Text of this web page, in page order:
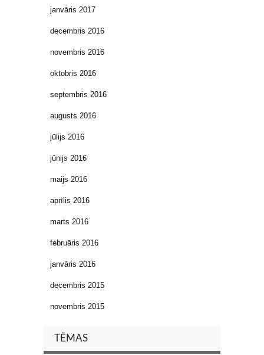
janvāris 2017
decembris 2016
novembris 2016
oktobris 2016
septembris 2016
augusts 2016
jūlijs 2016
jūnijs 2016
maijs 2016
aprīlis 2016
marts 2016
februāris 2016
janvāris 2016
decembris 2015
novembris 2015
TĒMAS